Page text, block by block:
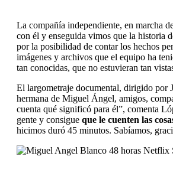
La compañía independiente, en marcha
con él y enseguida vimos que la historia
por la posibilidad de contar los hechos
imágenes y archivos que el equipo ha
tan conocidas, que no estuvieran tan
El largometraje documental, dirigido por
hermana de Miguel Ángel, amigos,
cuenta qué significó para él”, comenta
gente y consigue que le cuenten las
hicimos duró 45 minutos. Sabíamos,